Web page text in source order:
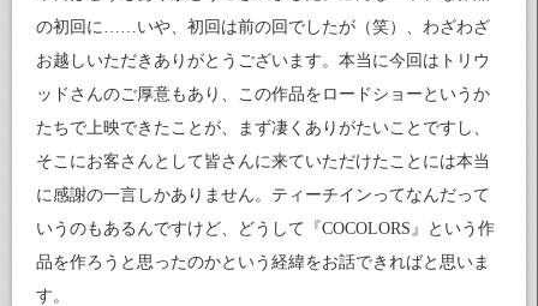
の初回に……いや、初回は前の回でしたが（笑）、わざわざ
お越しいただきありがとうございます。本当に今回はトリウ
ッドさんのご厚意もあり、この作品をロードショーというか
たちで上映できたことが、まず凄くありがたいことですし、
そこにお客さんとして皆さんに来ていただけたことには本当
に感謝の一言しかありません。ティーチインってなんだって
いうのもあるんですけど、どうして『COCOLORS』という作
品を作ろうと思ったのかという経緯をお話できればと思いま
す。